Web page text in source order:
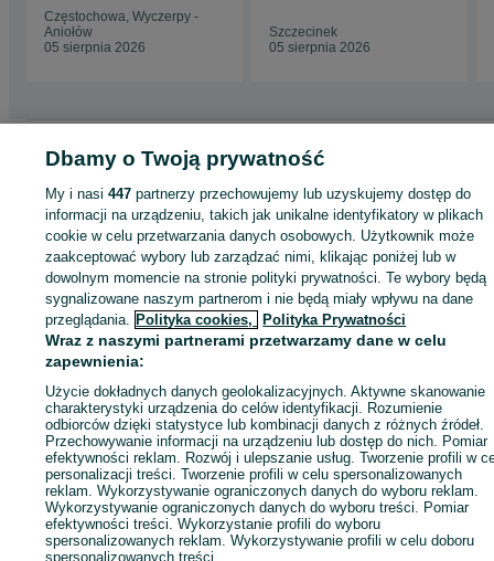
Częstochowa, Wyczerpy -
Aniołów
05 sierpnia 2026
Szczecinek
05 sierpnia 2026
Strona główna Motoryzacja Opony i Felgi Opony
- Klucz
KATEGORIA
ID:486712458 Wyświetlenia:
Zadzwoń / SMS Wyślij wiadomość
Dbamy o Twoją prywatność
My i nasi447 partnerzy przechowujemy lub uzyskujemy dostęp do
informacji na urządzeniu, takich jak unikalne identyfikatory w plikach
cookie w celu przetwarzania danych osobowych. Użytkownik może
zaakceptować wybory lub zarządzać nimi, klikając poniżej lub w
dowolnym momencie na stronie polityki prywatności. Te wybory będą
sygnalizowane naszym partnerom i nie będą miały wpływu na dane
przeglądania. Polityka cookies, Polityka Prywatności
Wraz z naszymi partnerami przetwarzamy dane w celu
zapewnienia:
Użycie dokładnych danych geolokalizacyjnych. Aktywne skanowanie
charakterystyki urządzenia do celów identyfikacji. Rozumienie
odbiorców dzięki statystyce lub kombinacji danych z różnych źródeł.
Przechowywanie informacji na urządzeniu lub dostęp do nich. Pomiar
efektywności reklam. Rozwój i ulepszanie usług. Tworzenie profili w
personalizacji treści. Tworzenie profili w celu spersonalizowanych
reklam. Wykorzystywanie ograniczonych danych do wyboru reklam.
Wykorzystywanie ograniczonych danych do wyboru treści. Pomiar
efektywności treści. Wykorzystanie profili do wyboru
spersonalizowanych reklam. Wykorzystywanie profili w celu doboru
spersonalizowanych treści.